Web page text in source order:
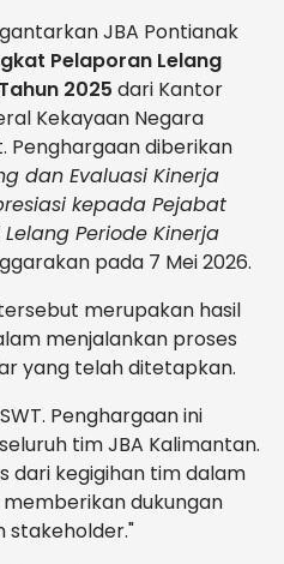
JBA Pontianak
Pelaporan Lelang
2025 dari Kantor
Kekayaan Negara
Penghargaan diberikan
dan Evaluasi Kinerja
kepada Pejabat
Periode Kinerja
pada 7 Mei 2026.
merupakan hasil
menjalankan proses
yang telah ditetapkan.
Penghargaan ini
tim JBA Kalimantan.
dari kegigihan tim dalam
dukungan
stakeholder."